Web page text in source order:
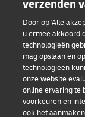
Fraudebewustzijn
Juridische
Privacyverklaring
verzenden
Door op 'Alle
u ermee akkoord
technologieën
mag opslaan en
technologieën
onze website
online ervaring te
voorkeuren en
ook het